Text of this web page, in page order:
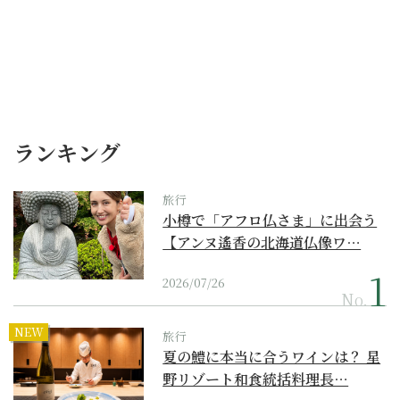
ランキング
旅行
小樽で「アフロ仏さま」に出会う
【アンヌ遙香の北海道仏像ワ…
2026/07/26
No.
NEW 旅行
夏の鱧に本当に合うワインは？ 星
野リゾート和食統括料理長…